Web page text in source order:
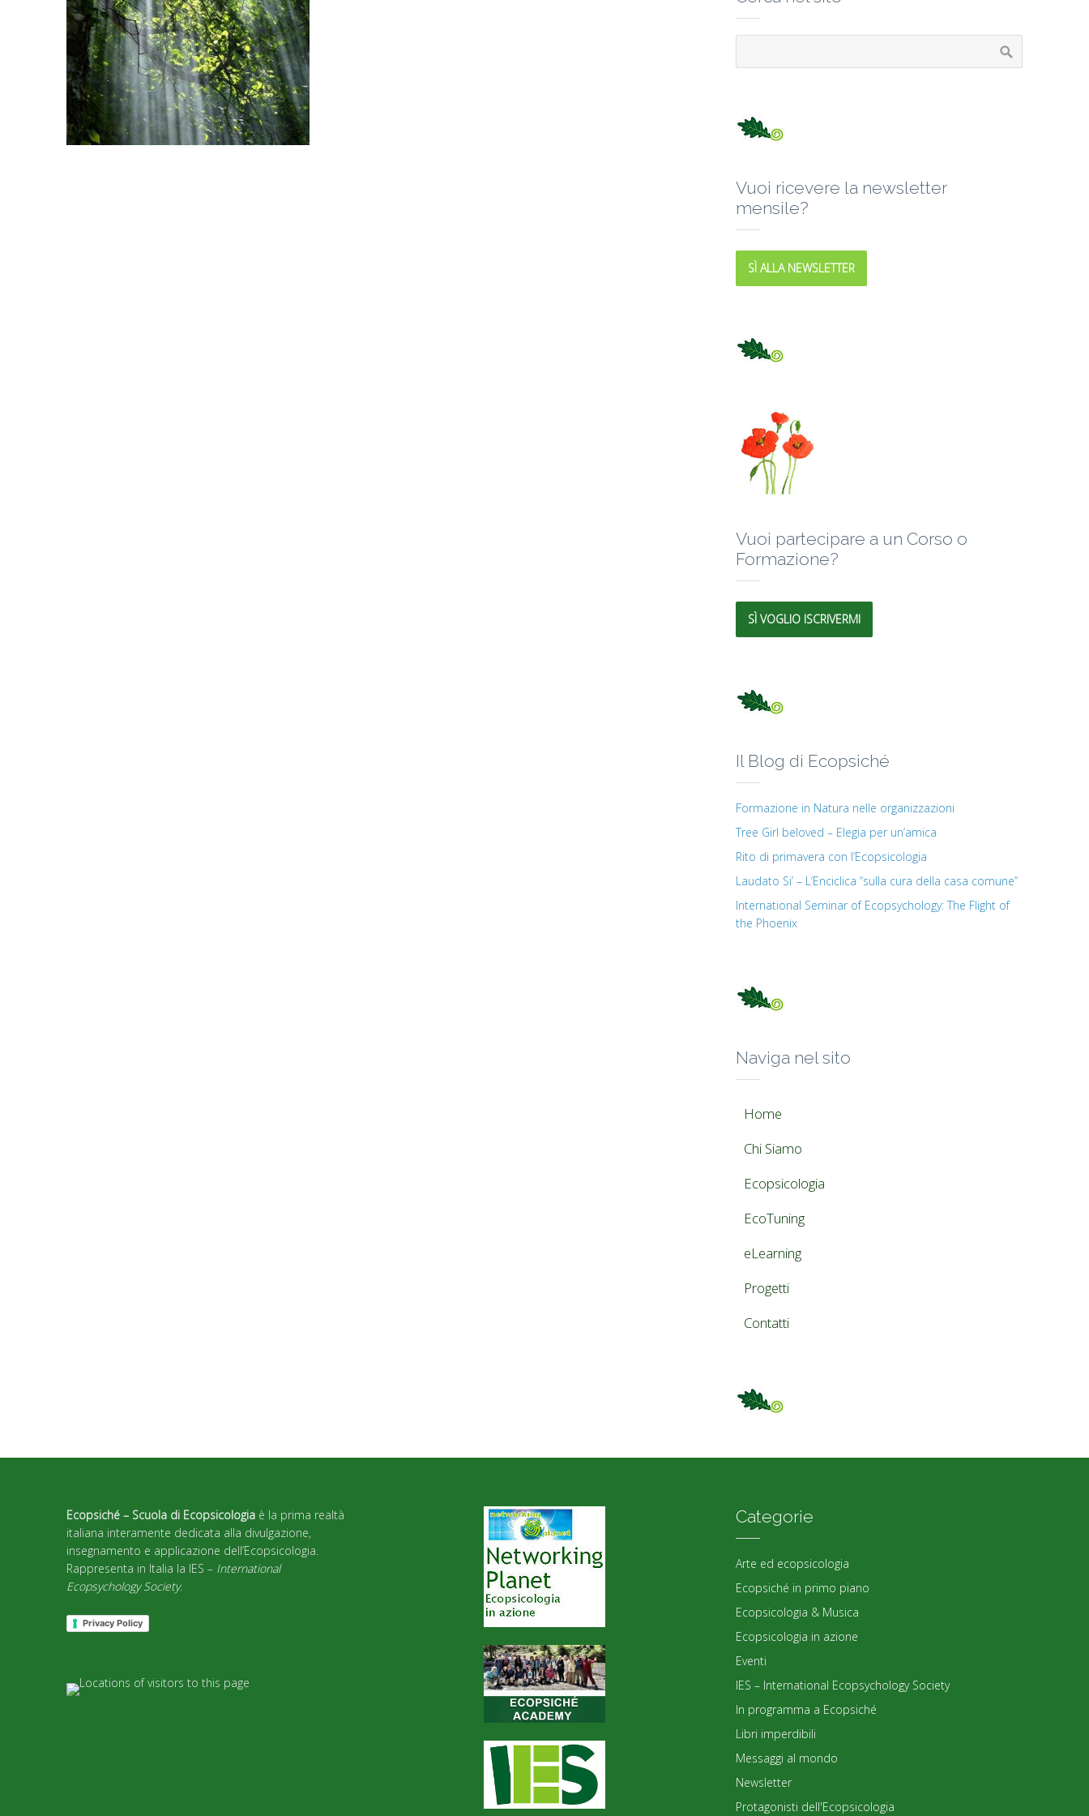
Vuoi ricevere la newsletter
mensile?
SÌ ALLA NEWSLETTER
Vuoi partecipare a un Corso o
Formazione?
SÌ VOGLIO ISCRIVERMI
Il Blog di Ecopsiché
Formazione in Natura nelle organizzazioni
Tree Girl beloved – Elegia per un’amica
Rito di primavera con l’Ecopsicologia
Laudato Si’ – L’Enciclica “sulla cura della casa comune”
International Seminar of Ecopsychology: The Flight of
the Phoenix
Naviga nel sito
Home
Chi Siamo
Ecopsicologia
EcoTuning
eLearning
Progetti
Contatti
Ecopsiché – Scuola di Ecopsicologia è la prima realtà
italiana interamente dedicata alla divulgazione,
insegnamento e applicazione dell’Ecopsicologia.
Rappresenta in Italia la IES – International
Ecopsychology Society.
Privacy Policy
Categorie
Arte ed ecopsicologia
Ecopsiché in primo piano
Ecopsicologia & Musica
Ecopsicologia in azione
Eventi
IES – International Ecopsychology Society
In programma a Ecopsiché
Libri imperdibili
Messaggi al mondo
Newsletter
Protagonisti dell'Ecopsicologia